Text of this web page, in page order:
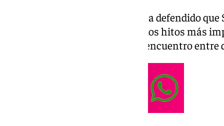
En un comunicado, Rodríguez ha defendido
historia, donde se gestó uno de los hitos más
viaje de Colón que dio origen al encuentro entre